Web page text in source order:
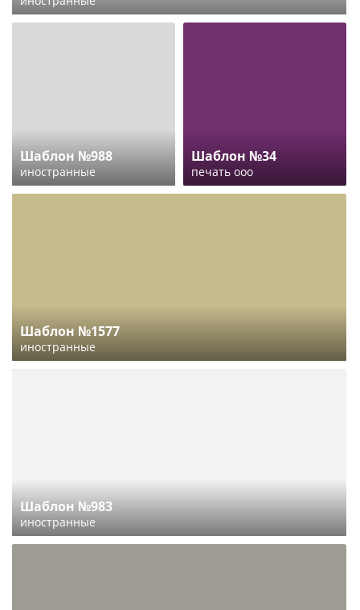
Шаблон №988
иностранные
Шаблон №34
печать ооо
Шаблон №1577
иностранные
Шаблон №983
иностранные